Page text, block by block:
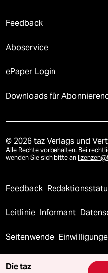
Feedback
Aboservice
ePaper Login
Downloads für
© 2026 taz Verlags und
Alle Rechte vorbehalten. Bei
wenden Sie sich bitte an
Feedback
Leitlinie Informant
Seitenwende
Die taz